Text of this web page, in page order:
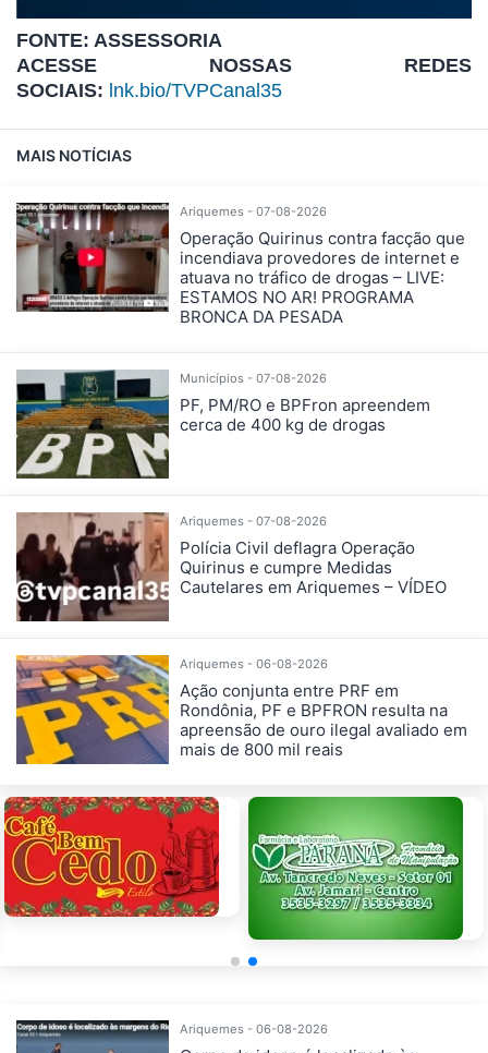
FONTE: ASSESSORIA
ACESSE NOSSAS REDES
SOCIAIS: lnk.bio/TVPCanal35
MAIS NOTÍCIAS
Ariquemes - 07-08-2026
Operação Quirinus contra facção que
incendiava provedores de internet e
atuava no tráfico de drogas – LIVE:
ESTAMOS NO AR! PROGRAMA
BRONCA DA PESADA
Municípios - 07-08-2026
PF, PM/RO e BPFron apreendem
cerca de 400 kg de drogas
Ariquemes - 07-08-2026
Polícia Civil deflagra Operação
Quirinus e cumpre Medidas
Cautelares em Ariquemes – VÍDEO
Ariquemes - 06-08-2026
Ação conjunta entre PRF em
Rondônia, PF e BPFRON resulta na
apreensão de ouro ilegal avaliado em
mais de 800 mil reais
Ariquemes - 06-08-2026